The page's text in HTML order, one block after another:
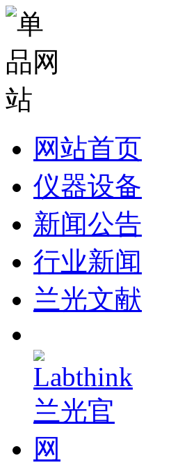
网站首页
仪器设备
新闻公告
行业新闻
兰光文献